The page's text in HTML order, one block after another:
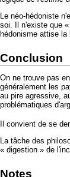
Le néo-hédoniste
soi. Il n'existe que
hédonisme attise
Conclusion
On ne trouve pas
généralement les
au pire agressive,
problématiques
Il convient de se
La tâche des
« digestion » de
Notes